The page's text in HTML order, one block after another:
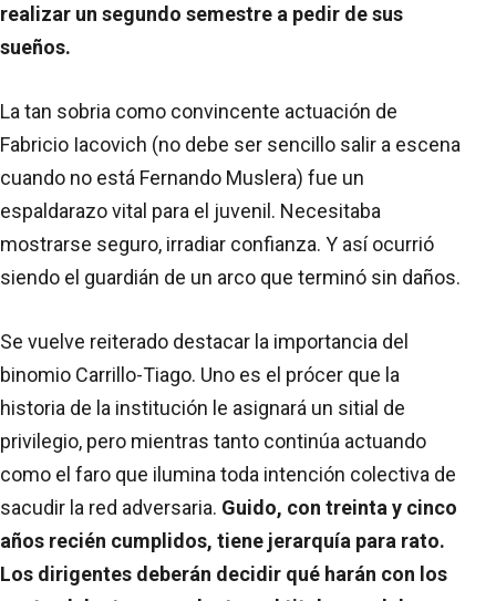
realizar un segundo semestre a pedir de sus
sueños.
La tan sobria como convincente actuación de
Fabricio Iacovich (no debe ser sencillo salir a escena
cuando no está Fernando Muslera) fue un
espaldarazo vital para el juvenil. Necesitaba
mostrarse seguro, irradiar confianza. Y así ocurrió
siendo el guardián de un arco que terminó sin daños.
Se vuelve reiterado destacar la importancia del
binomio Carrillo-Tiago. Uno es el prócer que la
historia de la institución le asignará un sitial de
privilegio, pero mientras tanto continúa actuando
como el faro que ilumina toda intención colectiva de
sacudir la red adversaria. Guido, con treinta y cinco
años recién cumplidos, tiene jerarquía para rato.
Los dirigentes deberán decidir qué harán con los